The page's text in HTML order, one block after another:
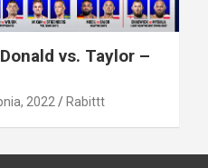
vs. Taylor –
2022 Rabittt